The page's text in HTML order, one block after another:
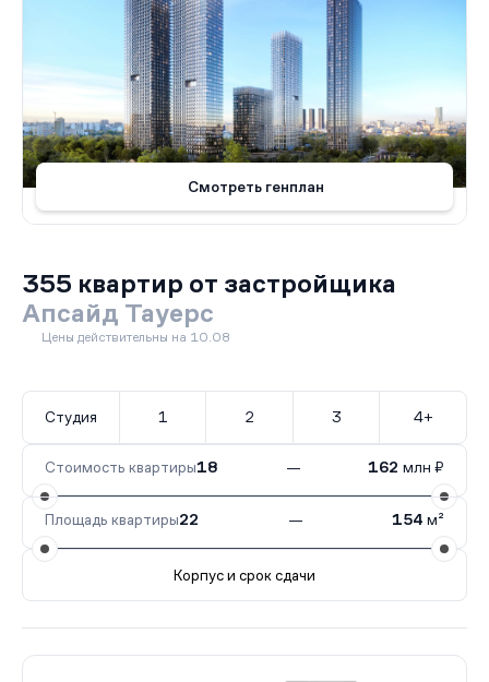
Смотреть генплан
355 квартир от застройщика
Апсайд Тауерс
Цены действительны на 10.08
Студия 1 2 3 4+
Стоимость квартиры18 — 162 млн ₽
Площадь квартиры22 — 154 м²
Корпус и срок сдачи
Эльбрус126 кв.Сдан